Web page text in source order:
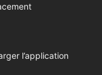
l’application